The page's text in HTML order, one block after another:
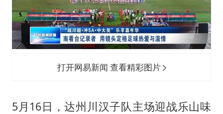
打开网易新闻 查看精彩图片
5月16日，达州川汉子队主场迎战乐山味